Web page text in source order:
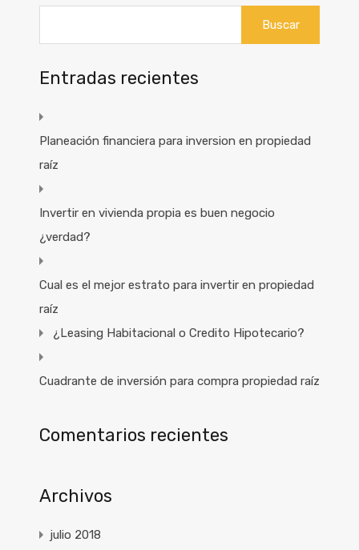
Entradas recientes
Planeación financiera para inversion en propiedad
raíz
Invertir en vivienda propia es buen negocio
¿verdad?
Cual es el mejor estrato para invertir en propiedad
raíz
¿Leasing Habitacional o Credito Hipotecario?
Cuadrante de inversión para compra propiedad raíz
Comentarios recientes
Archivos
julio 2018